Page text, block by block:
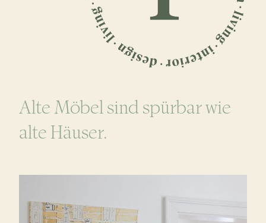
Alte Möbel sind spürbar wie
alte Häuser.